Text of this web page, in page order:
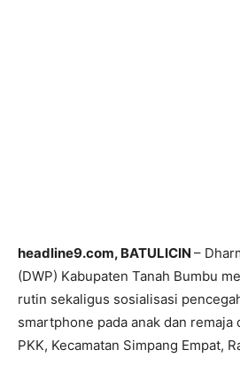
headline9.com, BATULICIN –
(DWP) Kabupaten Tanah Bumbu
rutin sekaligus sosialisasi
smartphone pada anak dan
PKK, Kecamatan Simpang Empat,